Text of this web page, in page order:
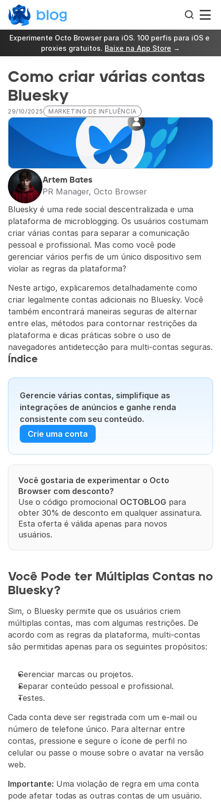
Experimente Octo Browser para iOS. 100 perfis para iOS e
proxies gratuitos. Baixe na App Store →
Como criar várias contas
Bluesky
29/10/2025 MARKETING DE INFLUÊNCIA
Artem Bates
PR Manager, Octo Browser
Bluesky é uma rede social descentralizada e uma
plataforma de microblogging. Os usuários costumam
criar várias contas para separar a comunicação
pessoal e profissional. Mas como você pode
gerenciar vários perfis de um único dispositivo sem
violar as regras da plataforma?
Neste artigo, explicaremos detalhadamente como
criar legalmente contas adicionais no Bluesky. Você
também encontrará maneiras seguras de alternar
entre elas, métodos para contornar restrições da
plataforma e dicas práticas sobre o uso de
navegadores antidetecção para multi-contas seguras.
Índice
Gerencie várias contas, simplifique as
integrações de anúncios e ganhe renda
consistente com seu conteúdo.
Crie uma conta
Você gostaria de experimentar o Octo
Browser com desconto?
Use o código promocional OCTOBLOG para
obter 30% de desconto em qualquer assinatura.
Esta oferta é válida apenas para novos
usuários.
Você Pode ter Múltiplas Contas no
Bluesky?
Sim, o Bluesky permite que os usuários criem
múltiplas contas, mas com algumas restrições. De
acordo com as regras da plataforma, multi-contas
são permitidas apenas para os seguintes propósitos:
Gerenciar marcas ou projetos.
Separar conteúdo pessoal e profissional.
Testes.
Cada conta deve ser registrada com um e-mail ou
número de telefone único. Para alternar entre
contas, pressione e segure o ícone de perfil no
celular ou passe o mouse sobre o avatar na versão
web.
Importante: Uma violação de regra em uma conta
pode afetar todas as outras contas de um usuário.